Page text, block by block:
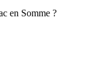
en Somme ?